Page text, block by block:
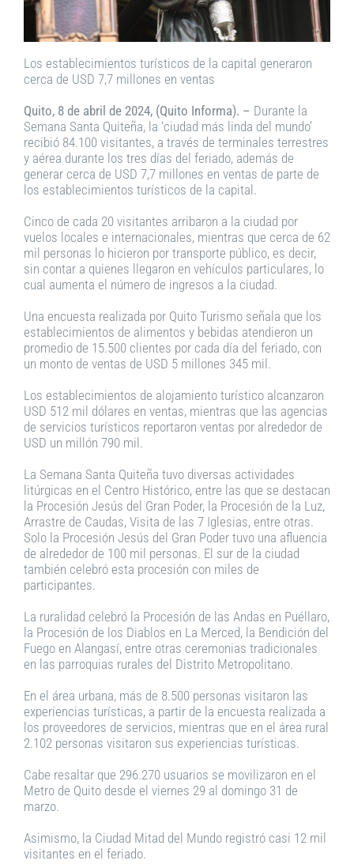
Los establecimientos turísticos de la capital generaron
cerca de USD 7,7 millones en ventas
Quito, 8 de abril de 2024, (Quito Informa). – Durante la
Semana Santa Quiteña, la ‘ciudad más linda del mundo’
recibió 84.100 visitantes, a través de terminales terrestres
y aérea durante los tres días del feriado, además de
generar cerca de USD 7,7 millones en ventas de parte de
los establecimientos turísticos de la capital.
Cinco de cada 20 visitantes arribaron a la ciudad por
vuelos locales e internacionales, mientras que cerca de 62
mil personas lo hicieron por transporte público, es decir,
sin contar a quienes llegaron en vehículos particulares, lo
cual aumenta el número de ingresos a la ciudad.
Una encuesta realizada por Quito Turismo señala que los
establecimientos de alimentos y bebidas atendieron un
promedio de 15.500 clientes por cada día del feriado, con
un monto de ventas de USD 5 millones 345 mil.
Los establecimientos de alojamiento turístico alcanzaron
USD 512 mil dólares en ventas, mientras que las agencias
de servicios turísticos reportaron ventas por alrededor de
USD un millón 790 mil.
La Semana Santa Quiteña tuvo diversas actividades
litúrgicas en el Centro Histórico, entre las que se destacan
la Procesión Jesús del Gran Poder, la Procesión de la Luz,
Arrastre de Caudas, Visita de las 7 Iglesias, entre otras.
Solo la Procesión Jesús del Gran Poder tuvo una afluencia
de alrededor de 100 mil personas. El sur de la ciudad
también celebró esta procesión con miles de
participantes.
La ruralidad celebró la Procesión de las Andas en Puéllaro,
la Procesión de los Diablos en La Merced, la Bendición del
Fuego en Alangasí, entre otras ceremonias tradicionales
en las parroquias rurales del Distrito Metropolitano.
En el área urbana, más de 8.500 personas visitaron las
experiencias turísticas, a partir de la encuesta realizada a
los proveedores de servicios, mientras que en el área rural
2.102 personas visitaron sus experiencias turísticas.
Cabe resaltar que 296.270 usuarios se movilizaron en el
Metro de Quito desde el viernes 29 al domingo 31 de
marzo.
Asimismo, la Ciudad Mitad del Mundo registró casi 12 mil
visitantes en el feriado.